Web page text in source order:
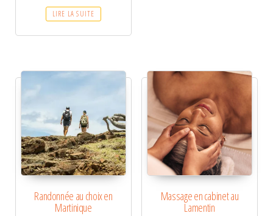
LIRE LA SUITE
Randonnée au choix en
Martinique
Massage en cabinet au
Lamentin